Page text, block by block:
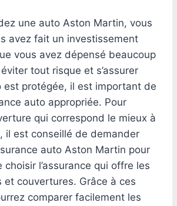
une auto Aston Martin, vous
avez fait un investissement
vous avez dépensé beaucoup
tout risque et s’assurer
est protégée, il est important de
auto appropriée. Pour
qui correspond le mieux à
il est conseillé de demander
auto Aston Martin pour
l’assurance qui offre les
et couvertures. Grâce à ces
comparer facilement les